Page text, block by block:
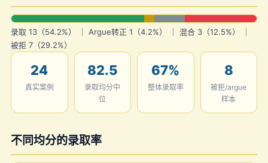
录取 13（54.2%） ｜ Argue转正 1（4.2%） ｜ 混合 3（12.5%） ｜
被拒 7（29.2%）
24
真实案例
82.5
录取均分中
位
67%
整体录取率
8
被拒/argue
样本
不同均分的录取率